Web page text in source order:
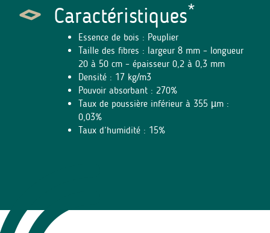
Caractéristiques*
Essence de bois : Peuplier
Taille des fibres : largeur 8 mm – longueur
20 à 50 cm – épaisseur 0,2 à 0,3 mm
Densité : 17 kg/m3
Pouvoir absorbant : 270%
Taux de poussière inférieur à 355 µm :
0,03%
Taux d’humidité : 15%